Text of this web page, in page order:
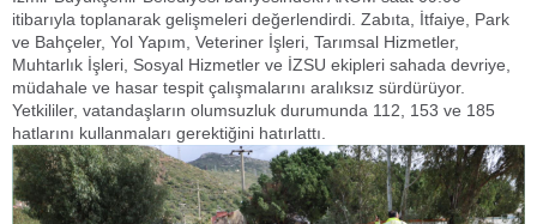
itibarıyla toplanarak gelişmeleri değerlendirdi. Zabıta, İtfaiye, Park
ve Bahçeler, Yol Yapım, Veteriner İşleri, Tarımsal Hizmetler,
Muhtarlık İşleri, Sosyal Hizmetler ve İZSU ekipleri sahada devriye,
müdahale ve hasar tespit çalışmalarını aralıksız sürdürüyor.
Yetkililer, vatandaşların olumsuzluk durumunda 112, 153 ve 185
hatlarını kullanmaları gerektiğini hatırlattı.